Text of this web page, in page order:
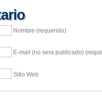
Nombre (requerido)
E-mail (no sera publicado)
Sitio Web